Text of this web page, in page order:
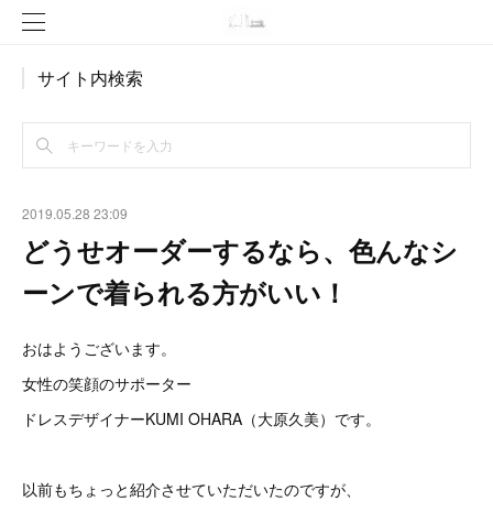
サイト内検索
2019.05.28 23:09
どうせオーダーするなら、色んなシ
ーンで着られる方がいい！
おはようございます。
女性の笑顔のサポーター
ドレスデザイナーKUMI OHARA（大原久美）です。
以前もちょっと紹介させていただいたのですが、